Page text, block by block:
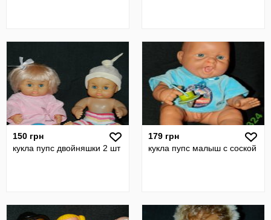
150 грн
кукла пупс двойняшки 2 шт
179 грн
кукла пупс малыш с соской